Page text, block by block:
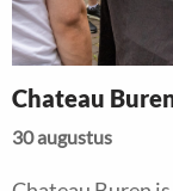
Chateau
30 augustus